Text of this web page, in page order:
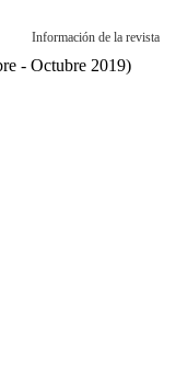
Información de la revista
- Octubre 2019)